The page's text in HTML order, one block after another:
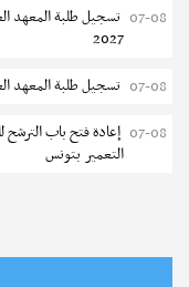
نشر في06-07-2026
كم تبلغ طاقة استيعاب
07-08
2027
07-08 تسجيل طلبة المعهد العالى
07-08 إعادة فتح باب الترشح
التعمير بتونس